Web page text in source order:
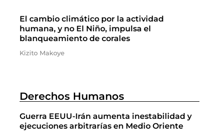
El cambio climático por la actividad
humana, y no El Niño, impulsa el
blanqueamiento de corales
Kizito Makoye
Derechos Humanos
Guerra EEUU-Irán aumenta inestabilidad y
ejecuciones arbitrarías en Medio Oriente